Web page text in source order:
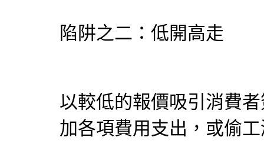
陷阱之二：低開高走
以較低的報價吸引消費
加各項費用支出，或偷